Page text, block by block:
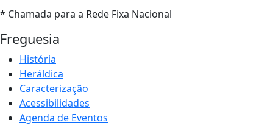
* Chamada para a Rede Fixa Nacional
Freguesia
História
Heráldica
Caracterização
Acessibilidades
Agenda de Eventos